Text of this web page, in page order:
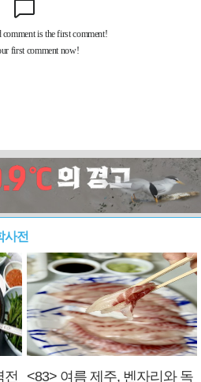
사전
전
<83> 여름 제주, 벤자리와 독